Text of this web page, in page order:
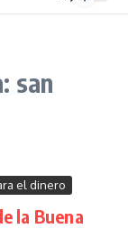
san
el dinero
la Buena